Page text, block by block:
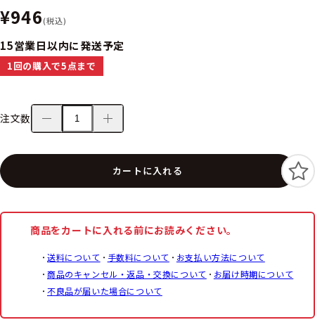
¥946(税込)
15営業日以内に発送予定
1回の購入で5点まで
注文数
カートに入れる
商品をカートに入れる前にお読みください。
送料について 手数料について
お支払い方法について
商品のキャンセル・返品・交換について
お届け時期について
不良品が届いた場合について